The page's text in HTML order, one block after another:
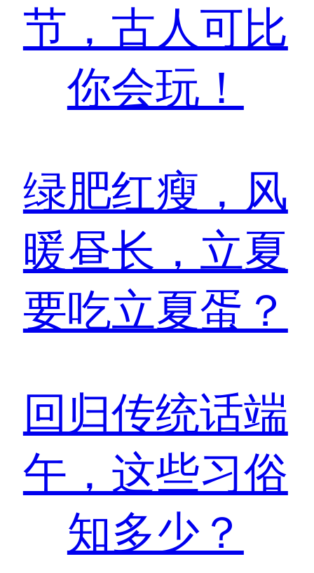
节，古人可比
你会玩！
绿肥红瘦，风
暖昼长，立夏
要吃立夏蛋？
回归传统话端
午，这些习俗
知多少？